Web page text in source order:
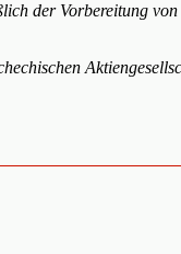
der Vorbereitung